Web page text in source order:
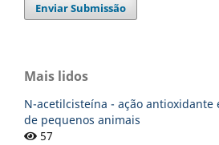
Enviar Submissão
Mais lidos
N-acetilcisteína - ação antioxidante
de pequenos animais
57